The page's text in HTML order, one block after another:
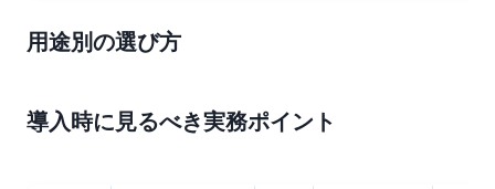
用途別の選び方
導入時に見るべき実務ポイント